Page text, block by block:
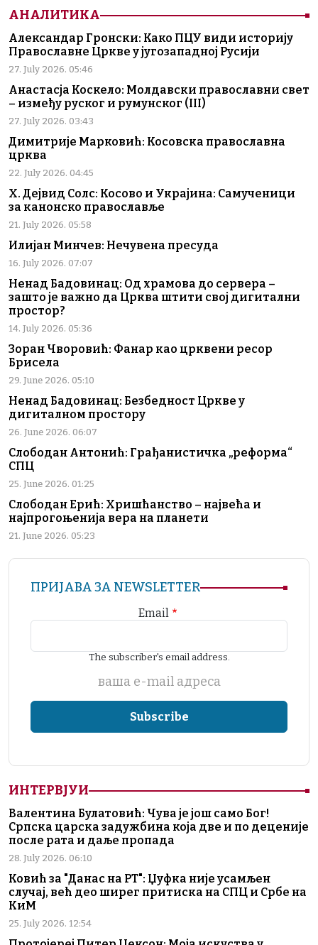
АНАЛИТИКА
Александар Гронски: Како ПЦУ види историју
Православне Цркве у југозападној Русији
27. July 2026. 05:46
Анастасја Коскело: Молдавски православни свет
– између руског и румунског (III)
27. July 2026. 03:43
Димитрије Марковић: Косовска православна
црква
22. July 2026. 04:45
Х. Дејвид Солс: Косово и Украјина: Самученици
за канонско православље
21. July 2026. 05:58
Илијан Минчев: Нечувена пресуда
16. July 2026. 07:07
Ненад Бадовинац: Од храмова до сервера –
зашто је важно да Црква штити свој дигитални
простор?
14. July 2026. 05:36
Зоран Чворовић: Фанар као црквени ресор
Брисела
29. June 2026. 05:10
Ненад Бадовинац: Безбедност Цркве у
дигиталном простору
26. June 2026. 06:07
Слободан Антонић: Грађанистичка „реформа“
СПЦ
25. June 2026. 01:25
Слободан Ерић: Хришћанство – највећа и
најпрогоњенија вера на планети
21. June 2026. 05:23
ПРИЈАВА ЗА NEWSLETTER
Email
The subscriber's email address.
ваша е-mail адреса
ИНТЕРВЈУИ
Валентина Булатовић: Чува је још само Бог!
Српска царска задужбина која две и по деценије
после рата и даље пропада
28. July 2026. 06:10
Ковић за "Данас на РТ": Џуфка није усамљен
случај, већ део ширег притиска на СПЦ и Србе на
КиМ
25. July 2026. 12:54